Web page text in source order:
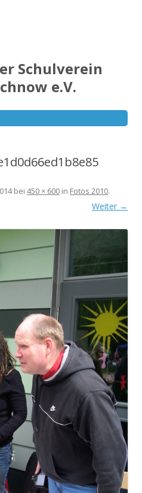
Schulverein
e.V.
bei 450 × 600 in Fotos 2010.
Weiter →